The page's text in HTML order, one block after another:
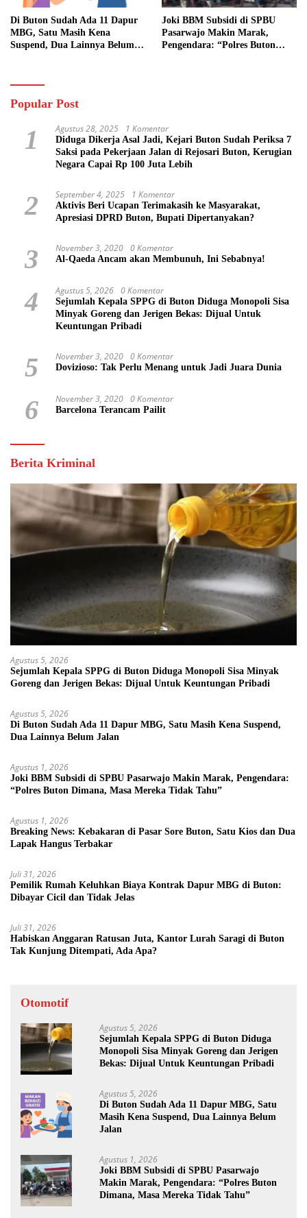
Di Buton Sudah Ada 11 Dapur
MBG, Satu Masih Kena
Suspend, Dua Lainnya Belum
Joki BBM Subsidi di SPBU
Pasarwajo Makin Marak,
Pengendara: “Polres Buton
Popular Post
1 Agustus 28, 2025 1 Komentar
Diduga Dikerja Asal Jadi, Kejari Buton Sudah Periksa 7
Saksi pada Pekerjaan Jalan di Rejosari Buton, Kerugian
Negara Capai Rp 100 Juta Lebih
2 September 4, 2025 1 Komentar
Aktivis Beri Ucapan Terimakasih ke Masyarakat,
Apresiasi DPRD Buton, Bupati Dipertanyakan?
3 November 3, 2020 0 Komentar
Al-Qaeda Ancam akan Membunuh, Ini Sebabnya!
4 Agustus 5, 2026 0 Komentar
Sejumlah Kepala SPPG di Buton Diduga Monopoli Sisa
Minyak Goreng dan Jerigen Bekas: Dijual Untuk
Keuntungan Pribadi
5 November 3, 2020 0 Komentar
Dovizioso: Tak Perlu Menang untuk Jadi Juara Dunia
6 November 3, 2020 0 Komentar
Barcelona Terancam Pailit
Berita Kriminal
Agustus 5, 2026
Sejumlah Kepala SPPG di Buton Diduga Monopoli Sisa Minyak
Goreng dan Jerigen Bekas: Dijual Untuk Keuntungan Pribadi
Agustus 5, 2026
Di Buton Sudah Ada 11 Dapur MBG, Satu Masih Kena Suspend,
Dua Lainnya Belum Jalan
Agustus 1, 2026
Joki BBM Subsidi di SPBU Pasarwajo Makin Marak, Pengendara:
“Polres Buton Dimana, Masa Mereka Tidak Tahu”
Agustus 1, 2026
Breaking News: Kebakaran di Pasar Sore Buton, Satu Kios dan Dua
Lapak Hangus Terbakar
Juli 31, 2026
Pemilik Rumah Keluhkan Biaya Kontrak Dapur MBG di Buton:
Dibayar Cicil dan Tidak Jelas
Juli 31, 2026
Habiskan Anggaran Ratusan Juta, Kantor Lurah Saragi di Buton
Tak Kunjung Ditempati, Ada Apa?
Otomotif
Agustus 5, 2026
Sejumlah Kepala SPPG di Buton Diduga
Monopoli Sisa Minyak Goreng dan Jerigen
Bekas: Dijual Untuk Keuntungan Pribadi
Agustus 5, 2026
Di Buton Sudah Ada 11 Dapur MBG, Satu
Masih Kena Suspend, Dua Lainnya Belum
Jalan
Agustus 1, 2026
Joki BBM Subsidi di SPBU Pasarwajo
Makin Marak, Pengendara: “Polres Buton
Dimana, Masa Mereka Tidak Tahu”